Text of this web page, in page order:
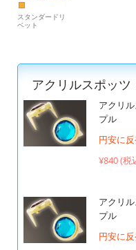
スタンダードリ
ベット
アクリルスポッツ
アクリ
プル
円安に
¥840 (税
アクリ
プル
円安に